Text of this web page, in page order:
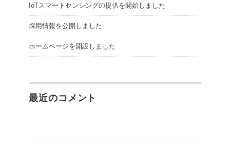
IoTスマートセンシングの提供を開始しました
採用情報を公開しました
ホームページを開設しました
最近のコメント